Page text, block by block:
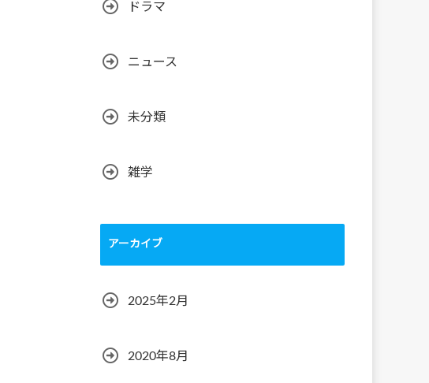
ドラマ
ニュース
未分類
雑学
アーカイブ
2025年2月
2020年8月